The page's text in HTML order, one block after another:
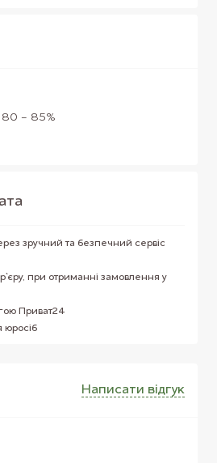
80 - 85%
зручний та безпечний сервіс
при отриманні замовлення у
Приват24
юросіб
Написати вiдгук